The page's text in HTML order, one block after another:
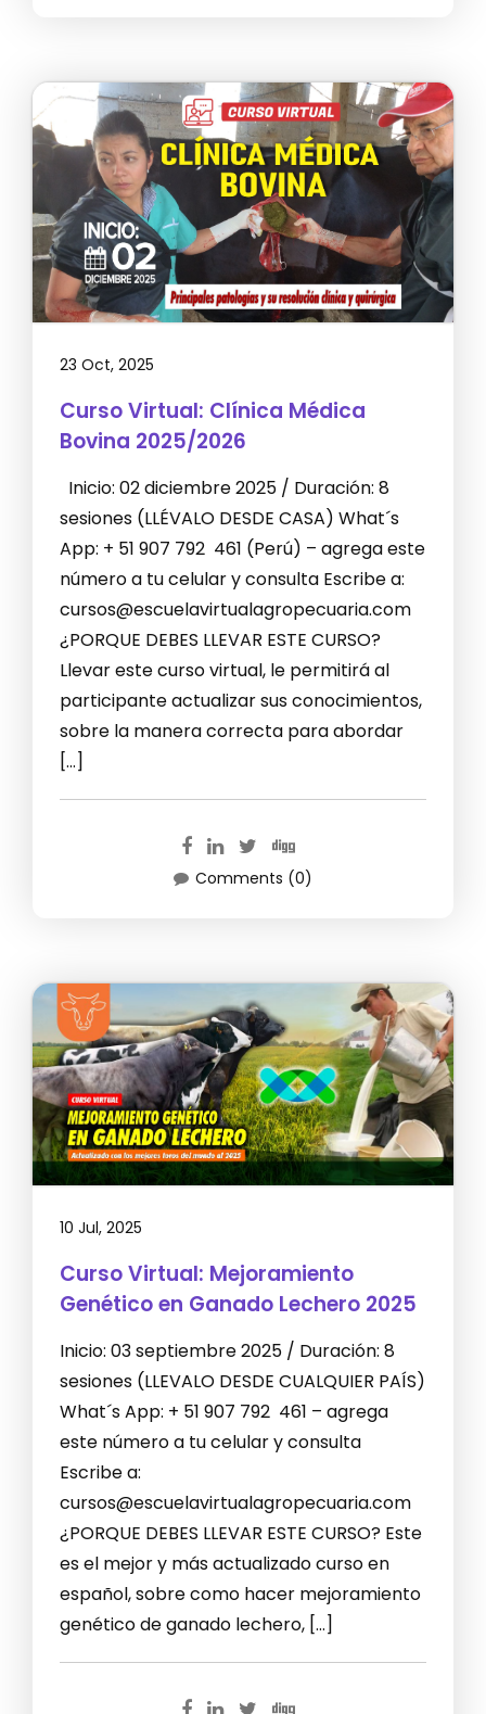
23 Oct, 2025
Curso Virtual: Clínica Médica
Bovina 2025/2026
Inicio: 02 diciembre 2025 / Duración: 8
sesiones (LLÉVALO DESDE CASA) What´s
App: + 51 907 792 461 (Perú) – agrega este
número a tu celular y consulta Escribe a:
cursos@escuelavirtualagropecuaria.com
¿PORQUE DEBES LLEVAR ESTE CURSO?
Llevar este curso virtual, le permitirá al
participante actualizar sus conocimientos,
sobre la manera correcta para abordar
[…]
Comments (0)
10 Jul, 2025
Curso Virtual: Mejoramiento
Genético en Ganado Lechero 2025
Inicio: 03 septiembre 2025 / Duración: 8
sesiones (LLEVALO DESDE CUALQUIER PAÍS)
What´s App: + 51 907 792 461 – agrega
este número a tu celular y consulta
Escribe a:
cursos@escuelavirtualagropecuaria.com
¿PORQUE DEBES LLEVAR ESTE CURSO? Este
es el mejor y más actualizado curso en
español, sobre como hacer mejoramiento
genético de ganado lechero, […]